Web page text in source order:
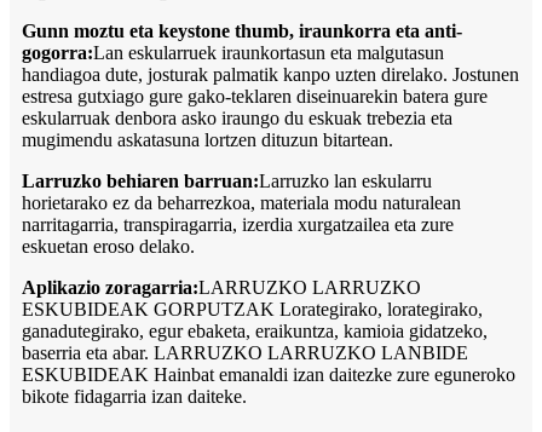
Gunn moztu eta keystone thumb, iraunkorra eta anti-
gogorra:Lan eskularruek iraunkortasun eta malgutasun
handiagoa dute, josturak palmatik kanpo uzten direlako. Jostunen
estresa gutxiago gure gako-teklaren diseinuarekin batera gure
eskularruak denbora asko iraungo du eskuak trebezia eta
mugimendu askatasuna lortzen dituzun bitartean.
Larruzko behiaren barruan:Larruzko lan eskularru
horietarako ez da beharrezkoa, materiala modu naturalean
narritagarria, transpiragarria, izerdia xurgatzailea eta zure
eskuetan eroso delako.
Aplikazio zoragarria:LARRUZKO LARRUZKO
ESKUBIDEAK GORPUTZAK Lorategirako, lorategirako,
ganadutegirako, egur ebaketa, eraikuntza, kamioia gidatzeko,
baserria eta abar. LARRUZKO LARRUZKO LANBIDE
ESKUBIDEAK Hainbat emanaldi izan daitezke zure eguneroko
bikote fidagarria izan daiteke.